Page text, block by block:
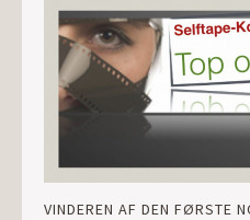
VINDEREN AF DEN FØRSTE